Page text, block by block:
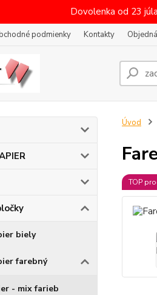
Dovolenka od 23
podmienky Kontakty
biely
farebný
- mix farieb
Úvod
TOP